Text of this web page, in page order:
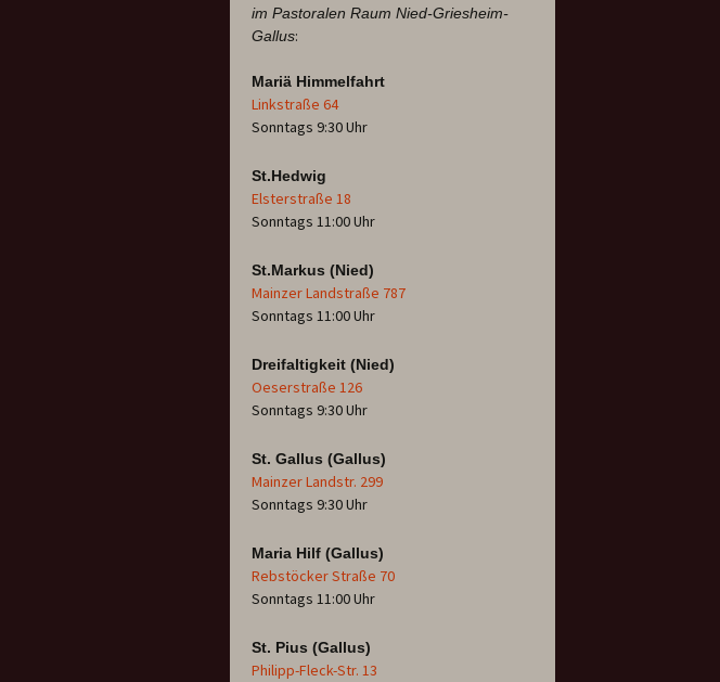
im Pastoralen Raum Nied-Griesheim-
Gallus:
Mariä Himmelfahrt
Linkstraße 64
Sonntags 9:30 Uhr
St.Hedwig
Elsterstraße 18
Sonntags 11:00 Uhr
St.Markus (Nied)
Mainzer Landstraße 787
Sonntags 11:00 Uhr
Dreifaltigkeit (Nied)
Oeserstraße 126
Sonntags 9:30 Uhr
St. Gallus (Gallus)
Mainzer Landstr. 299
Sonntags 9:30 Uhr
Maria Hilf (Gallus)
Rebstöcker Straße 70
Sonntags 11:00 Uhr
St. Pius (Gallus)
Philipp-Fleck-Str. 13